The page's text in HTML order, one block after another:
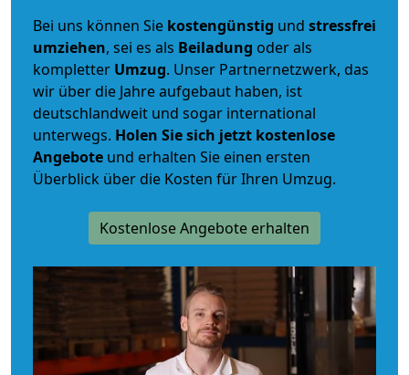
Bei uns können Sie kostengünstig und stressfrei
umziehen, sei es als Beiladung oder als
kompletter Umzug. Unser Partnernetzwerk, das
wir über die Jahre aufgebaut haben, ist
deutschlandweit und sogar international
unterwegs. Holen Sie sich jetzt kostenlose
Angebote und erhalten Sie einen ersten
Überblick über die Kosten für Ihren Umzug.
Kostenlose Angebote erhalten